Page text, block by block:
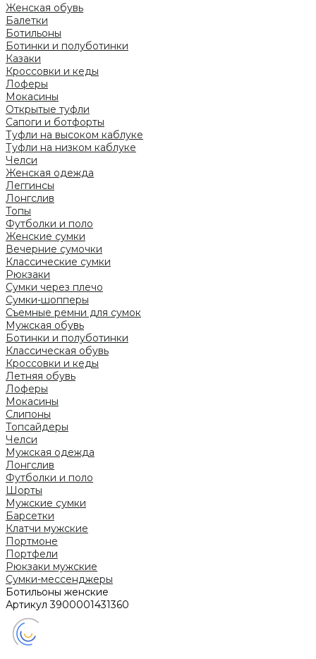
Женская обувь
Балетки
Ботильоны
Ботинки и полуботинки
Казаки
Кроссовки и кеды
Лоферы
Мокасины
Открытые туфли
Сапоги и ботфорты
Туфли на высоком каблуке
Туфли на низком каблуке
Челси
Женская одежда
Леггинсы
Лонгслив
Топы
Футболки и поло
Женские сумки
Вечерние сумочки
Классические сумки
Рюкзаки
Сумки через плечо
Сумки-шопперы
Съемные ремни для сумок
Мужская обувь
Ботинки и полуботинки
Классическая обувь
Кроссовки и кеды
Летняя обувь
Лоферы
Мокасины
Слипоны
Топсайдеры
Челси
Мужская одежда
Лонгслив
Футболки и поло
Шорты
Мужские сумки
Барсетки
Клатчи мужские
Портмоне
Портфели
Рюкзаки мужские
Сумки-мессенджеры
Ботильоны женские
Артикул3900001431360